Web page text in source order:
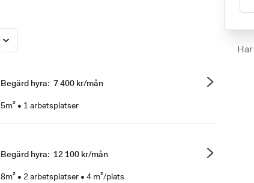
Begärd hyra: 7 400 kr/mån
5m² • 1 arbetsplatser
Begärd hyra: 12 100 kr/mån
8m² • 2 arbetsplatser • 4 m²/plats